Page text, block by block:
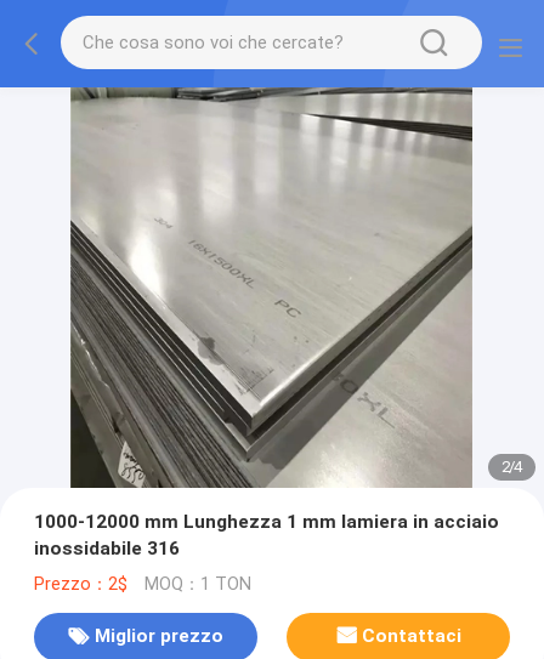
2/4
1000-12000 mm Lunghezza 1 mm lamiera in acciaio
inossidabile 316
Prezzo：2$ MOQ：1 TON
Miglior prezzo Contattaci